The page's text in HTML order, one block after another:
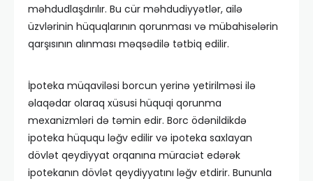
məhdudlaşdırılır. Bu cür məhdudiyyətlər, ailə
üzvlərinin hüquqlarının qorunması və mübahisələrin
qarşısının alınması məqsədilə tətbiq edilir.
İpoteka müqaviləsi borcun yerinə yetirilməsi ilə
əlaqədar olaraq xüsusi hüquqi qorunma
mexanizmləri də təmin edir. Borc ödənildikdə
ipoteka hüququ ləğv edilir və ipoteka saxlayan
dövlət qeydiyyat orqanına müraciət edərək
ipotekanın dövlət qeydiyyatını ləğv etdirir. Bununla